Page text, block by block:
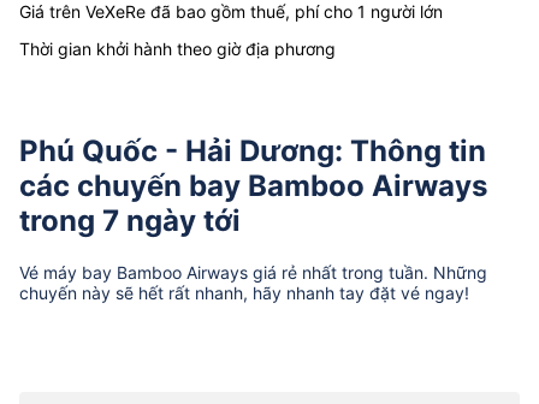
Giá trên VeXeRe đã bao gồm thuế, phí cho 1 người lớn
Thời gian khởi hành theo giờ địa phương
Phú Quốc - Hải Dương: Thông tin
các chuyến bay Bamboo Airways
trong 7 ngày tới
Vé máy bay Bamboo Airways giá rẻ nhất trong tuần. Những
chuyến này sẽ hết rất nhanh, hãy nhanh tay đặt vé ngay!